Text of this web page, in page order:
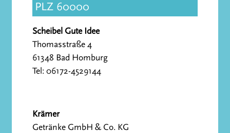
PLZ 60000
Scheibel Gute Idee
Thomasstraße 4
61348 Bad Homburg
Tel: 06172-4529144
Krämer
Getränke GmbH & Co. KG